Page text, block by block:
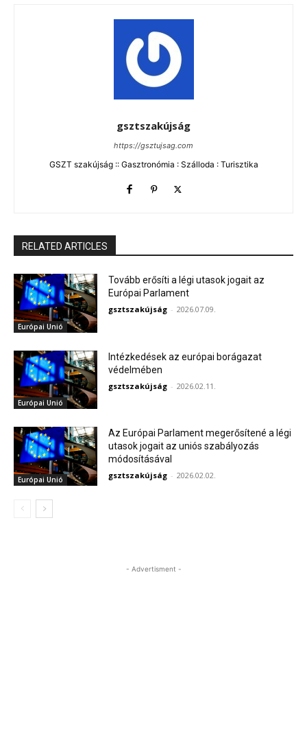
gsztszakújság
https://gsztujsag.com
GSZT szakújság :: Gasztronómia : Szálloda : Turisztika
RELATED ARTICLES
Európai Unió
Tovább erősíti a légi utasok jogait az
Európai Parlament
gsztszakújság - 2026.07.09.
Európai Unió
Intézkedések az európai borágazat
védelmében
gsztszakújság - 2026.02.11.
Európai Unió
Az Európai Parlament megerősítené a légi
utasok jogait az uniós szabályozás
módosításával
gsztszakújság - 2026.02.02.
- Advertisment -